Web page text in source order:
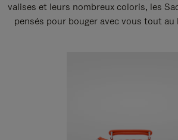
valises et leurs nombreux coloris, les
pensés pour bouger avec vous tout au